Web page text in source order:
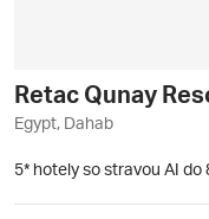
Retac Qunay
Egypt, Dahab
5* hotely so stravou AI do